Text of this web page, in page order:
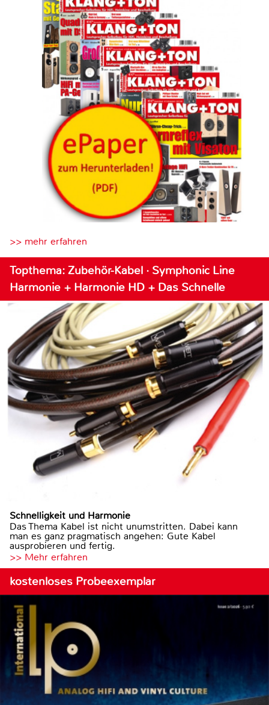
>> mehr erfahren
Topthema: Zubehör-Kabel · Symphonic Line
Harmonie + Harmonie HD + Das Schnelle
Schnelligkeit und Harmonie
Das Thema Kabel ist nicht unumstritten. Dabei kann
man es ganz pragmatisch angehen: Gute Kabel
ausprobieren und fertig.
>> Mehr erfahren
kostenloses Probeexemplar